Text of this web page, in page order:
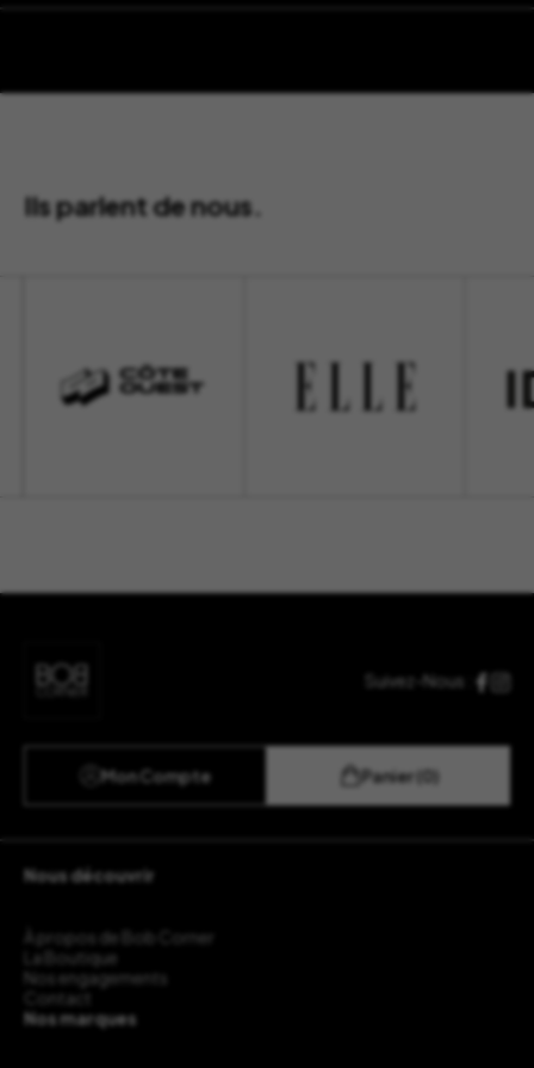
Ils parlent de nous.
Suivez-Nous :
Mon Compte Panier (0)
Nous découvrir
À propos de Bob Corner
La Boutique
Nos engagements
Contact
Nos marques